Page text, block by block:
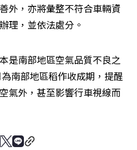
外，亦將彙整不符合車輛資
理，並依法處分。
是南部地區空氣品質不良之
南部地區稻作收成期，提醒
氣外，甚至影響行車視線而